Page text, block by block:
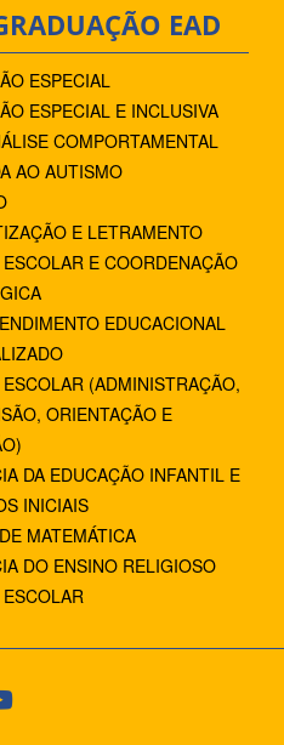
EAD
ESPECIAL
ESPECIAL E INCLUSIVA
COMPORTAMENTAL
AO AUTISMO
E LETRAMENTO
E COORDENAÇÃO
EDUCACIONAL
(ADMINISTRAÇÃO,
ORIENTAÇÃO E
DA EDUCAÇÃO INFANTIL E
INICIAIS
MATEMÁTICA
DO ENSINO RELIGIOSO